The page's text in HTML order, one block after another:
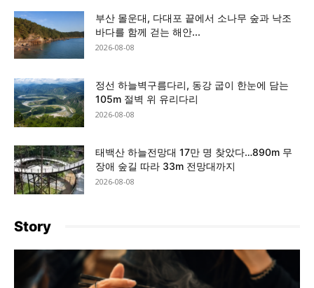
부산 몰운대, 다대포 끝에서 소나무 숲과 낙조
바다를 함께 걷는 해안...
2026-08-08
정선 하늘벽구름다리, 동강 굽이 한눈에 담는
105m 절벽 위 유리다리
2026-08-08
태백산 하늘전망대 17만 명 찾았다…890m 무
장애 숲길 따라 33m 전망대까지
2026-08-08
Story